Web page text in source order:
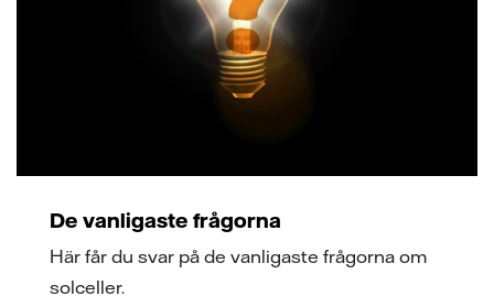
De vanligaste frågorna
Här får du svar på de vanligaste frågorna om
solceller.